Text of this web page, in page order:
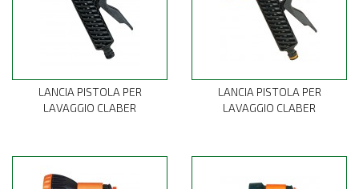
LANCIA PISTOLA PER
LAVAGGIO CLABER
LANCIA PISTOLA PER
LAVAGGIO CLABER